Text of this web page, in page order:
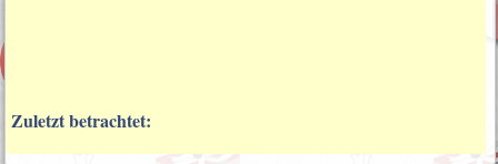
Zuletzt betrachtet: